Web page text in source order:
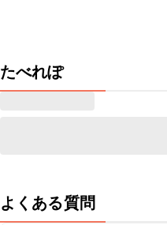
たべれぽ
よくある質問